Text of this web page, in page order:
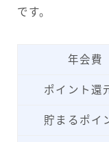
です。
年会費
ポイント還
貯まるポイ